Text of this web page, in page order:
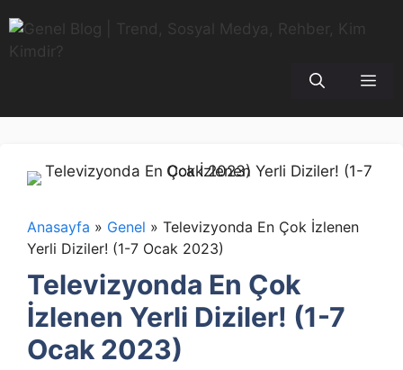
atla
Anasayfa » Genel » Televizyonda En Çok İzlenen
Yerli Diziler! (1-7 Ocak 2023)
Televizyonda En Çok
İzlenen Yerli Diziler! (1-7
Ocak 2023)